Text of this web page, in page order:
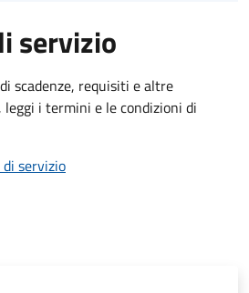
servizio
scadenze, requisiti e altre
i termini e le condizioni di
servizio